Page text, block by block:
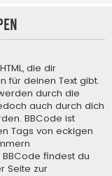
die dir
für deinen Text gibt.
durch die
auch durch dich
BBCode ist
Tags von eckigen
findest du
Seite zur